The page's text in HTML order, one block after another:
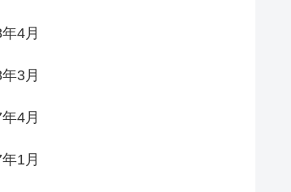
4月
3月
4月
1月